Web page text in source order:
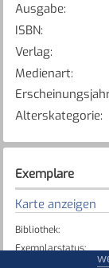
Ausgabe:
ISBN:
Verlag:
Medienart:
Alterskategorie:
Exemplare
Karte anzeigen
Bibliothek:
Exemplarstatus: